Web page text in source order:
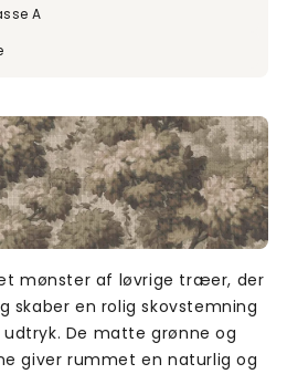
A
mønster af løvrige træer, der
skaber en rolig skovstemning
De matte grønne og
giver rummet en naturlig og